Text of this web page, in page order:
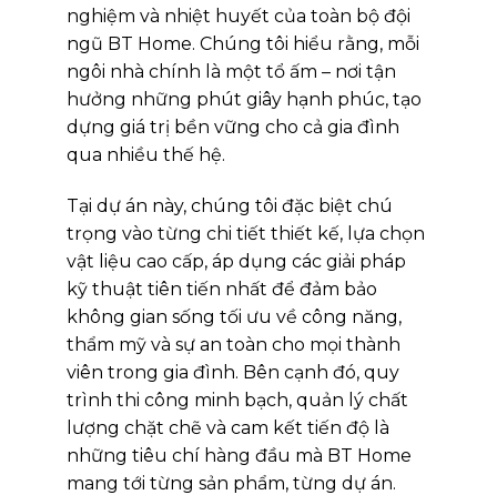
nghiệm và nhiệt huyết của toàn bộ đội
ngũ BT Home. Chúng tôi hiểu rằng, mỗi
ngôi nhà chính là một tổ ấm – nơi tận
hưởng những phút giây hạnh phúc, tạo
dựng giá trị bền vững cho cả gia đình
qua nhiều thế hệ.
Tại dự án này, chúng tôi đặc biệt chú
trọng vào từng chi tiết thiết kế, lựa chọn
vật liệu cao cấp, áp dụng các giải pháp
kỹ thuật tiên tiến nhất để đảm bảo
không gian sống tối ưu về công năng,
thẩm mỹ và sự an toàn cho mọi thành
viên trong gia đình. Bên cạnh đó, quy
trình thi công minh bạch, quản lý chất
lượng chặt chẽ và cam kết tiến độ là
những tiêu chí hàng đầu mà BT Home
mang tới từng sản phẩm, từng dự án.